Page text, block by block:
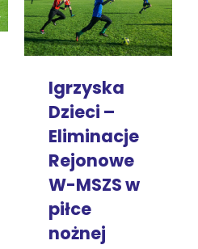
Igrzyska
Dzieci –
Eliminacje
Rejonowe
W-MSZS w
piłce
nożnej